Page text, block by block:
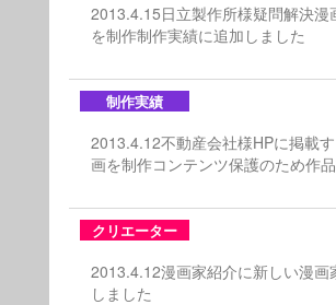
2013.4.15日立製作所様疑問解決漫
を制作制作実績に追加しました
制作実績
2013.4.12不動産会社様HPに掲載
画を制作コンテンツ保護のため作
クリエーター
2013.4.12漫画家紹介に新しい漫画
しました